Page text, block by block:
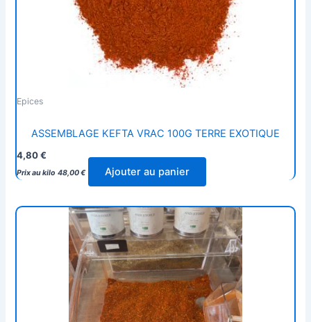
Epices
ASSEMBLAGE KEFTA VRAC 100G TERRE EXOTIQUE
4,80€
Prix au kilo 48,00€ Ajouter au panier